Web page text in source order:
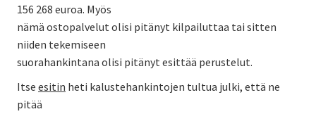
156 268 euroa. Myös
nämä ostopalvelut olisi pitänyt kilpailuttaa tai sitten
niiden tekemiseen
suorahankintana olisi pitänyt esittää perustelut.
Itse esitin heti kalustehankintojen tultua julki, että ne
pitää